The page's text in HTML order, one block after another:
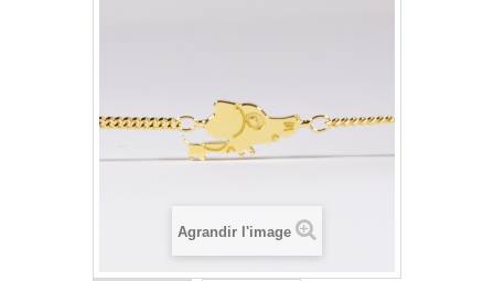
Agrandir l'image